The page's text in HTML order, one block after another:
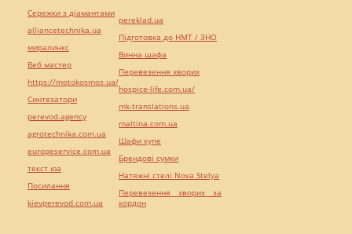
Сережки з діамантами
alliancetechnika.ua
миралинкс
Веб мастер
https://motokosmos.ua/
Синтезатори
perevod.agency
agrotechnika.com.ua
europeservice.com.ua
текст юа
Посилання
kievperevod.com.ua
pereklad.ua
Підготовка до НМТ / ЗНО
Винна шафа
Перевезення хворих
hospice-life.com.ua/
mk-translations.ua
maltina.com.ua
Шафи купе
Брендові сумки
Натяжні стелі Nova Stelya
Перевезення хворих за
кордон